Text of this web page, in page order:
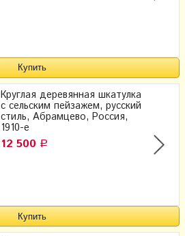
Круглая деревянная шкатулка
с сельским пейзажем, русский
стиль, Абрамцево, Россия,
1910-е
12 500 Р